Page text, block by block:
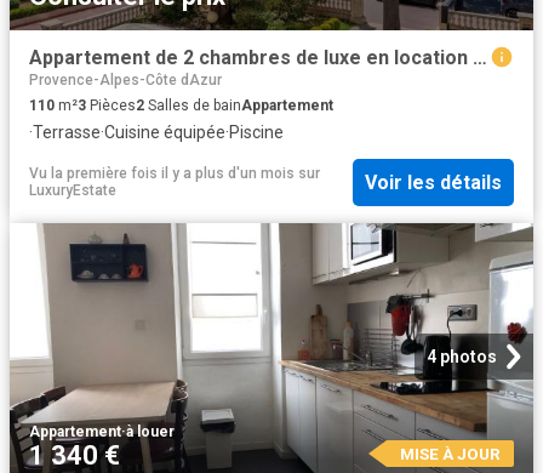
Appartement de 2 chambres de luxe en location à Cannes, Provence Alpes Côte d'Azur
Provence-Alpes-Côte dAzur
110 m²3 Pièces2 Salles de bainAppartement
·Terrasse·Cuisine équipée·Piscine
Vu la première fois il y a plus d'un mois sur
LuxuryEstate
Voir les détails
4 photos
Appartement·à louer
1 340 € MISE À JOUR